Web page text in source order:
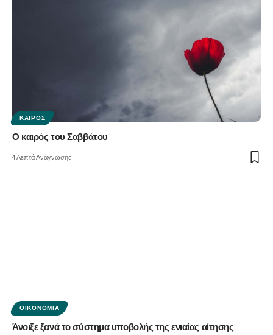
ΚΑΙΡΌΣ
Ο καιρός του Σαββάτου
4 Λεπτά Ανάγνωσης
ΟΙΚΟΝΟΜΊΑ
Άνοιξε ξανά το σύστημα υποβολής της ενιαίας αίτησης